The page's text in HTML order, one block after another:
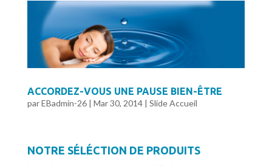
ACCORDEZ-VOUS UNE PAUSE BIEN-ÊTRE
parEBadmin-26| Mar 30, 2014| Slide Accueil
NOTRE SÉLÉCTION DE PRODUITS